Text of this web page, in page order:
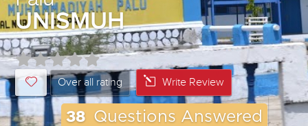
UNISMUH
Over all rating Write Review
38 Questions Answered